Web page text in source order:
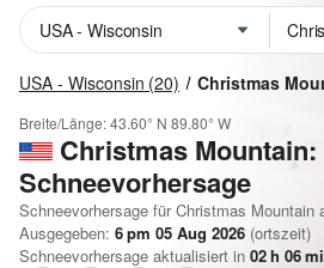
USA - Wisconsin (20) Christmas
Breite/Länge:43.60° N 89.80° W
Christmas Mountain:
Schneevorhersage
Schneevorhersage für Christmas Mountain
Ausgegeben: 6 pm 05 Aug 2026 (ortszeit)
Schneevorhersage aktualisiert in 02h 06